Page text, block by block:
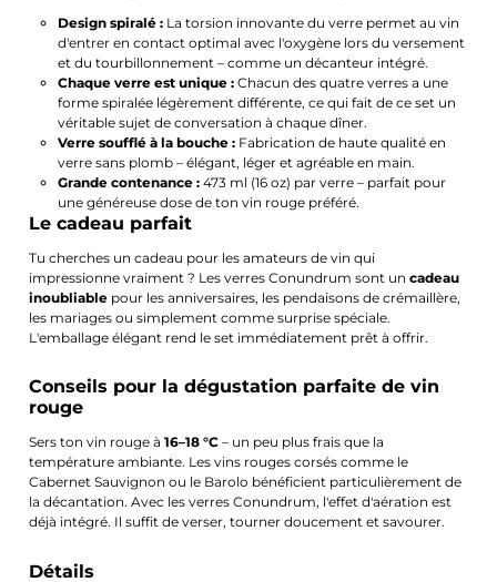
Design spiralé :La torsion innovante du verre permet au vin
d'entrer en contact optimal avec l'oxygène lors du versement
et du tourbillonnement – comme un décanteur intégré.
Chaque verre est unique :Chacun des quatre verres a une
forme spiralée légèrement différente, ce qui fait de ce set un
véritable sujet de conversation à chaque dîner.
Verre soufflé à la bouche :Fabrication de haute qualité en
verre sans plomb – élégant, léger et agréable en main.
Grande contenance :473 ml (16 oz) par verre – parfait pour
une généreuse dose de ton vin rouge préféré.
Le cadeau parfait
Tu cherches un cadeau pour les amateurs de vin qui
impressionne vraiment ? Les verres Conundrum sont uncadeau
inoubliable pour les anniversaires, les pendaisons de crémaillère,
les mariages ou simplement comme surprise spéciale.
L'emballage élégant rend le set immédiatement prêt à offrir.
Conseils pour la dégustation parfaite de vin
rouge
Sers ton vin rouge à16–18 °C – un peu plus frais que la
température ambiante. Les vins rouges corsés comme le
Cabernet Sauvignon ou le Barolo bénéficient particulièrement de
la décantation. Avec les verres Conundrum, l'effet d'aération est
déjà intégré. Il suffit de verser, tourner doucement et savourer.
Détails